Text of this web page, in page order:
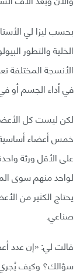
بحسب ليزا لي
الخلية والتطور
الأنسجة
في أداء الجسم أو
لكن ليست كل
خمس أعضاء أساسية
على الأقل ورئة
لواحد منهم سوى
يحتاج الكثير من
صناعي.
قالت لي: «إن عدد
سؤالك؟ وكيف يُجري